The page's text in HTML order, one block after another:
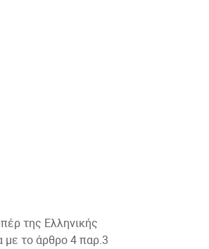
της Ελληνικής
με το άρθρο 4 παρ.3